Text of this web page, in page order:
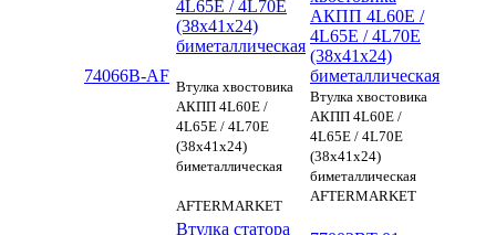
74066B-AF
4L65E / 4L70E
(38x41x24)
биметаллическая
Втулка хвостовика
АКПП 4L60E /
4L65E / 4L70E
(38x41x24)
биметаллическая
AFTERMARKET
АКПП 4L60E /
4L65E / 4L70E
(38x41x24)
биметаллическая
Втулка хвостовика
АКПП 4L60E /
4L65E / 4L70E
(38x41x24)
биметаллическая
AFTERMARKET
Втулка статора